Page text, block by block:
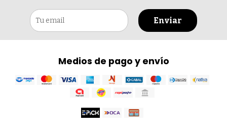
Enviar
Medios de pago y envío